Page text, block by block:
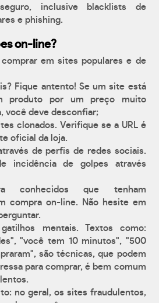
inclusive blacklists de
e phishing.
on-line?
comprar em sites populares e de
Fique antento! Se um site está
produto por um preço muito
você deve desconfiar;
clonados. Verifique se a URL é
oficial da loja.
de perfis de redes sociais.
incidência de golpes através
conhecidos que tenham
compra on-line. Não hesite em
mentais. Textos como:
"você tem 10 minutos", "500
são técnicas, que podem
para comprar, é bem comum
no geral, os sites fraudulentos,